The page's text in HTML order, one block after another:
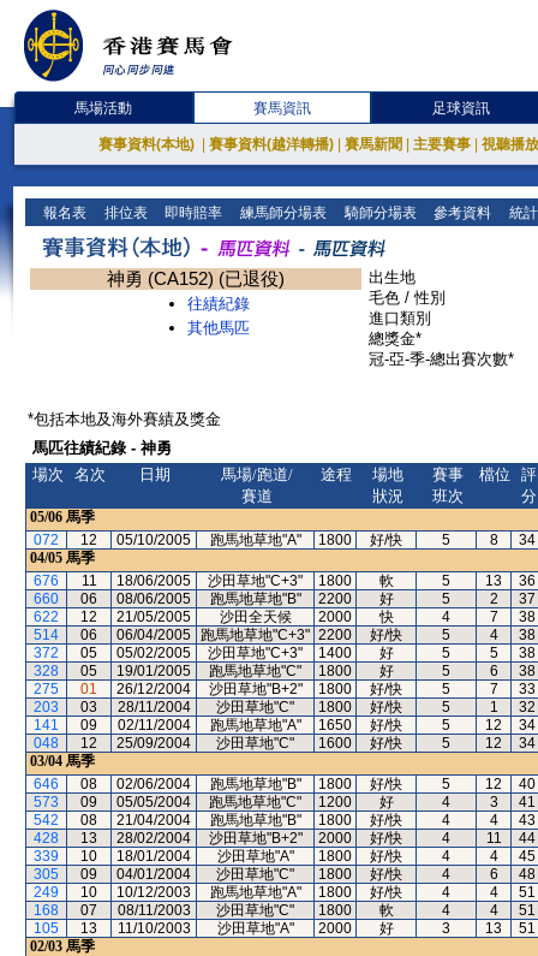
馬場活動 賽馬資訊 足球資訊
賽事資料(本地) 賽事資料(越洋轉播) 賽馬新聞 主要賽事 視聽播
報名表 排位表 即時賠率 練馬師分場表 騎師分場表 參考資料 統
神勇 (CA152) (已退役)
往績紀錄
其他馬匹
出生地
毛色 / 性別
進口類別
總獎金*
冠-亞-季-總出賽次數*
*包括本地及海外賽績及獎金
馬匹往績紀錄 - 神勇
場次
名次 日期
馬場/跑道/
賽道
途程
場地
狀況
賽事
班次
檔位
評
分
05/06 馬季
072
12 05/10/2005 跑馬地草地"A" 1800 好/快 5 8
34
04/05 馬季
676
11 18/06/2005 沙田草地"C+3" 1800 軟 5 13
36
660
06 08/06/2005 跑馬地草地"B" 2200 好 5 2
37
622
12 21/05/2005 沙田全天候 2000 快 4 7
38
514
06 06/04/2005 跑馬地草地"C+3" 2200 好/快 5 4
38
372
05 05/02/2005 沙田草地"C+3" 1400 好 5 5
38
328
05 19/01/2005 跑馬地草地"C" 1800 好 5 6
38
275
01 26/12/2004 沙田草地"B+2" 1800 好/快 5 7
33
203
03 28/11/2004 沙田草地"C" 1800 好/快 5 1
32
141
09 02/11/2004 跑馬地草地"A" 1650 好/快 5 12
34
048
12 25/09/2004 沙田草地"C" 1600 好/快 5 12
34
03/04 馬季
646
08 02/06/2004 跑馬地草地"B" 1800 好/快 5 12
40
573
09 05/05/2004 跑馬地草地"C" 1200 好 4 3
41
542
08 21/04/2004 跑馬地草地"B" 1800 好/快 4 4
43
428
13 28/02/2004 沙田草地"B+2" 2000 好/快 4 11
44
339
10 18/01/2004 沙田草地"A" 1800 好/快 4 4
45
305
09 04/01/2004 沙田草地"C" 1800 好/快 4 6
48
249
10 10/12/2003 跑馬地草地"A" 1800 好/快 4 4
51
168
07 08/11/2003 沙田草地"C" 1800 軟 4 4
51
105
13 11/10/2003 沙田草地"A" 2000 好 3 13
51
02/03 馬季